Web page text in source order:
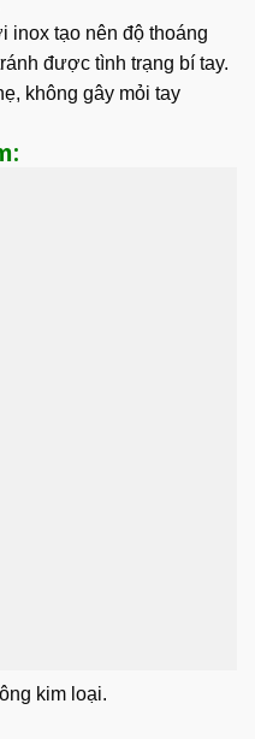
inox tạo nên độ thoáng
được tình trạng bí tay.
không gây mỏi tay
kim loại.